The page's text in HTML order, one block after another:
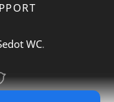
WC.